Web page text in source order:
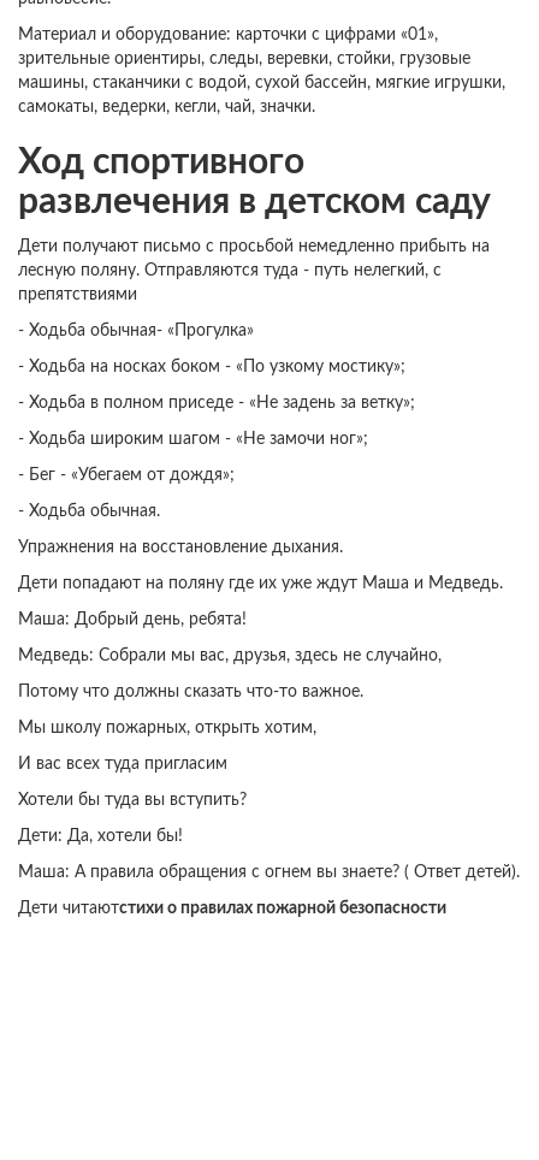
Материал и оборудование: карточки с цифрами «01»,
зрительные ориентиры, следы, веревки, стойки, грузовые
машины, стаканчики с водой, сухой бассейн, мягкие игрушки,
самокаты, ведерки, кегли, чай, значки.
Ход спортивного
развлечения в детском саду
Дети получают письмо с просьбой немедленно прибыть на
лесную поляну. Отправляются туда - путь нелегкий, с
препятствиями
- Ходьба обычная- «Прогулка»
- Ходьба на носках боком - «По узкому мостику»;
- Ходьба в полном приседе - «Не задень за ветку»;
- Ходьба широким шагом - «Не замочи ног»;
- Бег - «Убегаем от дождя»;
- Ходьба обычная.
Упражнения на восстановление дыхания.
Дети попадают на поляну где их уже ждут Маша и Медведь.
Маша: Добрый день, ребята!
Медведь: Собрали мы вас, друзья, здесь не случайно,
Потому что должны сказать что-то важное.
Мы школу пожарных, открыть хотим,
И вас всех туда пригласим
Хотели бы туда вы вступить?
Дети: Да, хотели бы!
Маша: А правила обращения с огнем вы знаете? ( Ответ детей).
Дети читаютстихи о правилах пожарной безопасности